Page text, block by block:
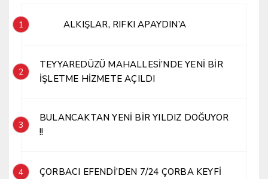
1 ALKIŞLAR, RIFKI APAYDIN’A
2
TEYYAREDÜZÜ MAHALLESİ’NDE YENİ BİR
İŞLETME HİZMETE AÇILDI
3
BULANCAKTAN YENİ BİR YILDIZ DOĞUYOR
!!
4 ÇORBACI EFENDİ’DEN 7/24 ÇORBA KEYFİ